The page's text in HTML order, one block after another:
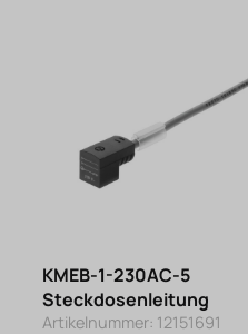
KMEB-1-230AC-5
Steckdosenleitung
Artikelnummer: 12151691